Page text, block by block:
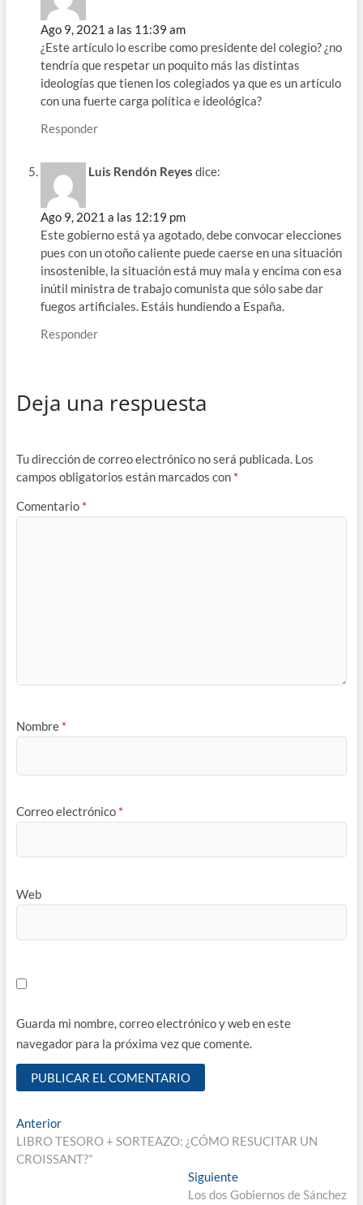
Ago 9, 2021 a las 11:39 am
¿Este artículo lo escribe como presidente del colegio? ¿no
tendría que respetar un poquito más las distintas
ideologías que tienen los colegiados ya que es un artículo
con una fuerte carga política e ideológica?
Responder
Luis Rendón Reyes dice:
Ago 9, 2021 a las 12:19 pm
Este gobierno está ya agotado, debe convocar elecciones
pues con un otoño caliente puede caerse en una situación
insostenible, la situación está muy mala y encima con esa
inútil ministra de trabajo comunista que sólo sabe dar
fuegos artificiales. Estáis hundiendo a España.
Responder
Deja una respuesta
Tu dirección de correo electrónico no será publicada. Los
campos obligatorios están marcados con *
Comentario *
Nombre *
Correo electrónico *
Web
Guarda mi nombre, correo electrónico y web en este
navegador para la próxima vez que comente.
Navegación
de
AnteriorEntrada
anterior:
LIBRO TESORO + SORTEAZO: ¿CÓMO RESUCITAR UN
CROISSANT?”
SiguienteEntrada
siguiente:
Los dos Gobiernos de Sánchez